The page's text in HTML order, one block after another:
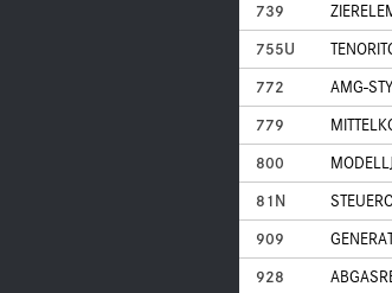
739
755U
772
AMG-
779
800
81N
909
928